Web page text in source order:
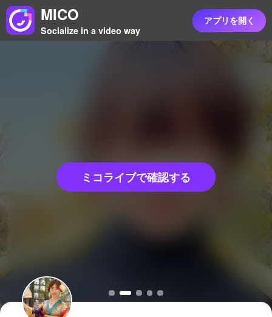
MICO
Socialize in a video way
アプリを開く
ミコライブで確認する